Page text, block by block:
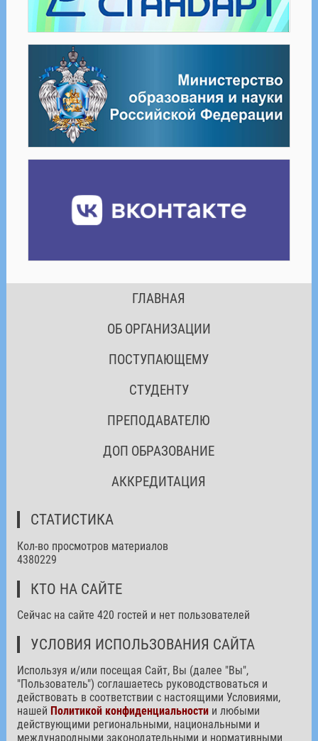
ГЛАВНАЯ
ОБ ОРГАНИЗАЦИИ
ПОСТУПАЮЩЕМУ
СТУДЕНТУ
ПРЕПОДАВАТЕЛЮ
ДОП ОБРАЗОВАНИЕ
АККРЕДИТАЦИЯ
СТАТИСТИКА
Кол-во просмотров материалов
4380229
КТО НА САЙТЕ
Сейчас на сайте 420 гостей и нет пользователей
УСЛОВИЯ ИСПОЛЬЗОВАНИЯ САЙТА
Используя и/или посещая Сайт, Вы (далее "Вы",
"Пользователь") соглашаетесь руководствоваться и
действовать в соответствии с настоящими Условиями,
нашей Политикой конфиденциальностии любыми
действующими региональными, национальными и
международными законодательными и нормативными